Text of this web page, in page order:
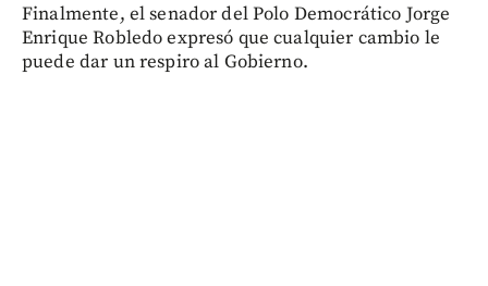
Finalmente, el senador del Polo Democrático Jorge
Enrique Robledo expresó que cualquier cambio le
puede dar un respiro al Gobierno.